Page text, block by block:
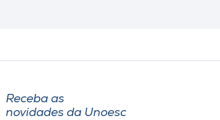
Receba as
novidades da Unoesc